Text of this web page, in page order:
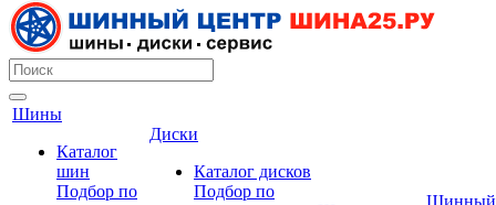
Шины
Каталог
шин
Подбор по
Диски
Каталог дисков
Подбор по
Шинный